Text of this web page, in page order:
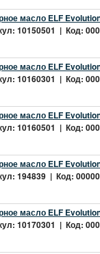
масло ELF
10150501 | Код:
масло ELF
10160301 | Код:
масло ELF
10160501 | Код:
масло ELF
194839 | Код:
масло ELF
10170301 | Код: